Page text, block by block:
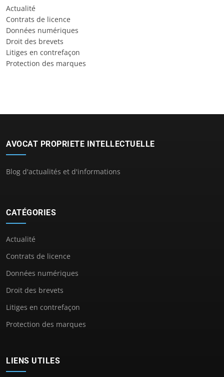
Actualité
Contrats de licence
Données numériques
Droit des brevets
Litiges en contrefaçon
Protection des marques
AVOCAT PROPRIETE INTELLECTUELLE
Blog d'actualités et d'informations
CATÉGORIES
Actualité
Contrats de licence
Données numériques
Droit des brevets
Litiges en contrefaçon
Protection des marques
LIENS UTILES